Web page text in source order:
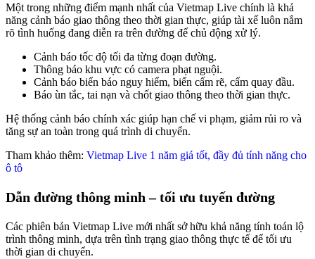
Một trong những điểm mạnh nhất của Vietmap Live chính là khả
năng cảnh báo giao thông theo thời gian thực, giúp tài xế luôn nắm
rõ tình huống đang diễn ra trên đường để chủ động xử lý.
Cảnh báo tốc độ tối đa từng đoạn đường.
Thông báo khu vực có camera phạt nguội.
Cảnh báo biển báo nguy hiểm, biển cấm rẽ, cấm quay đầu.
Báo ùn tắc, tai nạn và chốt giao thông theo thời gian thực.
Hệ thống cảnh báo chính xác giúp hạn chế vi phạm, giảm rủi ro và
tăng sự an toàn trong quá trình di chuyển.
Tham khảo thêm: Vietmap Live 1 năm giá tốt, đầy đủ tính năng cho
ô tô
Dẫn đường thông minh – tối ưu tuyến đường
Các phiên bản Vietmap Live mới nhất sở hữu khả năng tính toán lộ
trình thông minh, dựa trên tình trạng giao thông thực tế để tối ưu
thời gian di chuyển.